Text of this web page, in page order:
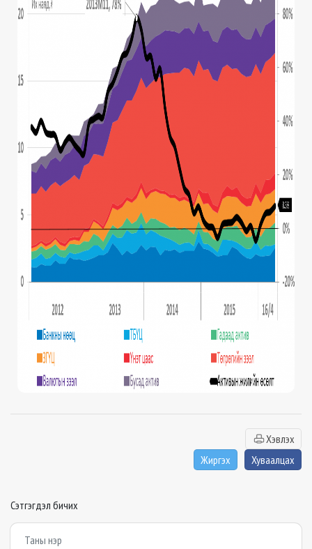
Хэвлэх
Жиргэх
Хуваалцах
Сэтгэгдэл бичих